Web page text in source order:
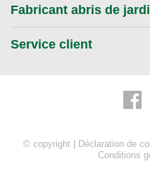
Fabricant abris de
Service client
© copyright | Déclaration de
Conditions